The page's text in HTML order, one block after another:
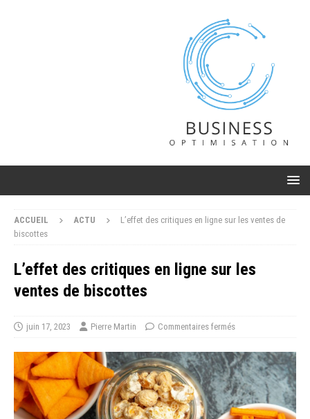
ACCUEIL ACTU
L’effet des critiques en ligne sur les ventes de
biscottes
L’effet des critiques en ligne sur les
ventes de biscottes
juin 17, 2023 Pierre Martin Commentaires fermés